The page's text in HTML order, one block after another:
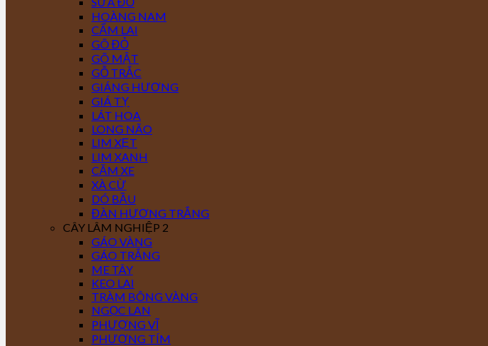
HOÀNG NAM
CẨM LAI
GÕ ĐỎ
GÕ MẬT
GỖ TRẮC
GIÁNG HƯƠNG
GIÁ TỴ
LÁT HOA
LONG NÃO
LIM XẸT
LIM XANH
CĂM XE
XÀ CỪ
DÓ BẦU
ĐÀN HƯƠNG TRẮNG
CÂY LÂM NGHIỆP 2
GÁO VÀNG
GÁO TRẮNG
ME TÂY
KEO LAI
TRÀM BÔNG VÀNG
NGỌC LAN
PHƯỢNG VĨ
PHƯỢNG TÍM